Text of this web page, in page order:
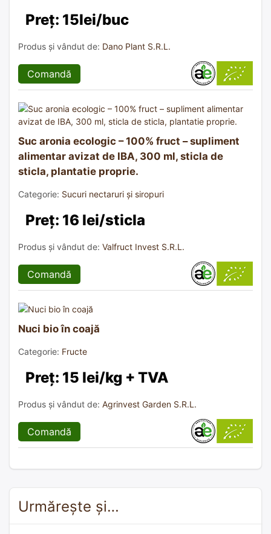
Preț: 15lei/buc
Produs și vândut de: Dano Plant S.R.L.
Comandă
Suc aronia ecologic – 100% fruct – supliment
alimentar avizat de IBA, 300 ml, sticla de
sticla, plantatie proprie.
Categorie: Sucuri nectaruri și siropuri
Preț: 16 lei/sticla
Produs și vândut de: Valfruct Invest S.R.L.
Comandă
Nuci bio în coajă
Categorie: Fructe
Preț: 15 lei/kg + TVA
Produs și vândut de: Agrinvest Garden S.R.L.
Comandă
Urmărește și…